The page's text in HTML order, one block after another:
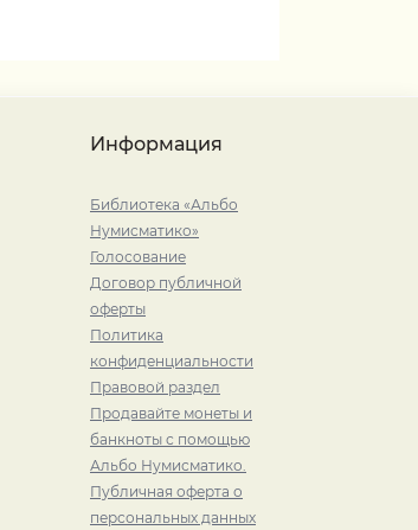
Информация
Библиотека «Альбо
Нумисматико»
Голосование
Договор публичной
оферты
Политика
конфиденциальности
Правовой раздел
Продавайте монеты и
банкноты с помощью
Альбо Нумисматико.
Публичная оферта о
персональных данных